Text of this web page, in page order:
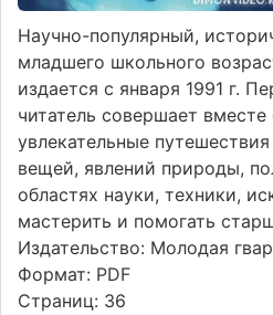
Научно-популярный,
младшего школьного
издается с января 1991 г.
читатель совершает
увлекательные
вещей, явлений природы,
областях науки, техники,
мастерить и помогать
Издательство: Молодая
Формат: PDF
Страниц: 36